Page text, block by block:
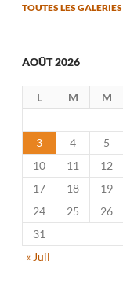
TOUTES LES GALERIES
AOÛT 2026
L M M
3
4 5
10
11 12
17
18 19
24
25 26
31
« Juil